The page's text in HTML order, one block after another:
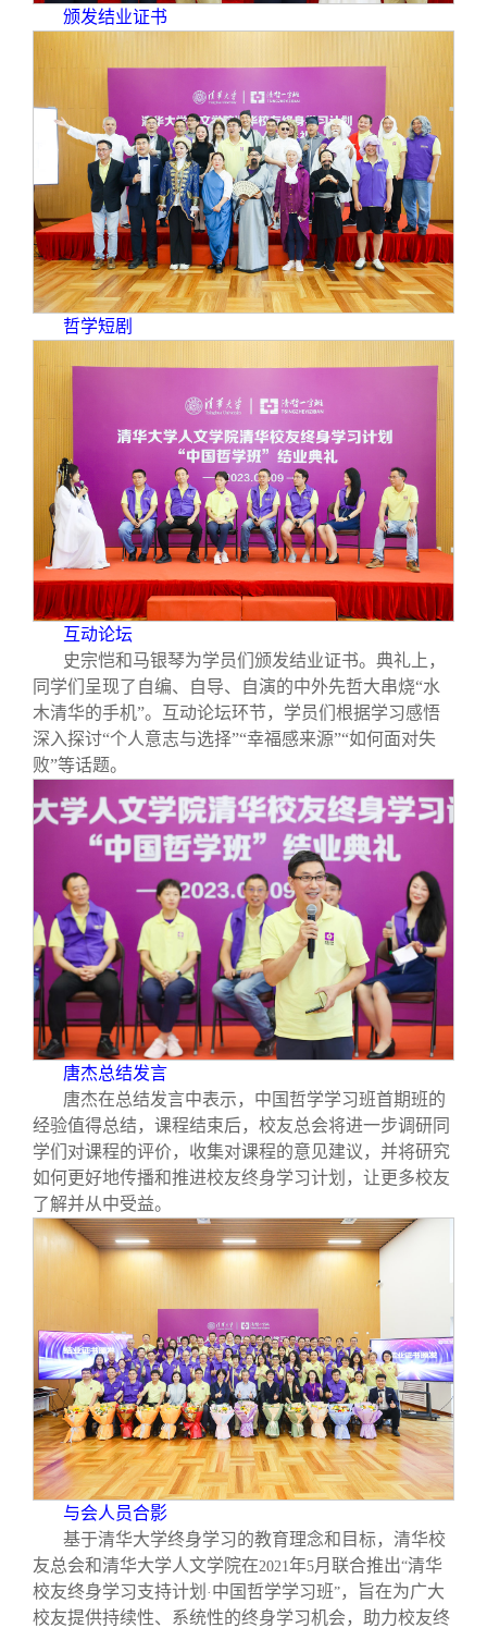
颁发结业证书
哲学短剧
互动论坛
史宗恺和马银琴为学员们颁发结业证书。典礼上，
同学们呈现了自编、自导、自演的中外先哲大串烧“水
木清华的手机”。互动论坛环节，学员们根据学习感悟
深入探讨“个人意志与选择”“幸福感来源”“如何面对失
败”等话题。
唐杰总结发言
唐杰在总结发言中表示，中国哲学学习班首期班的
经验值得总结，课程结束后，校友总会将进一步调研同
学们对课程的评价，收集对课程的意见建议，并将研究
如何更好地传播和推进校友终身学习计划，让更多校友
了解并从中受益。
与会人员合影
基于清华大学终身学习的教育理念和目标，清华校
友总会和清华大学人文学院在2021年5月联合推出“清华
校友终身学习支持计划 · 中国哲学学习班” ，旨在为广大
校友提供持续性、系统性的终身学习机会，助力校友终